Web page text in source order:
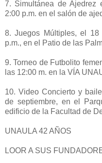
7. Simultánea de
2:00 p.m. en el salón de
8. Juegos Múltiples, el
p.m., en el Patio de las
9. Torneo de Futbolito
las 12:00 m. en la VÍA
10. Video Concierto y
de septiembre, en el
edificio de la Facultad de
UNAULA 42 AÑOS
LOOR A SUS